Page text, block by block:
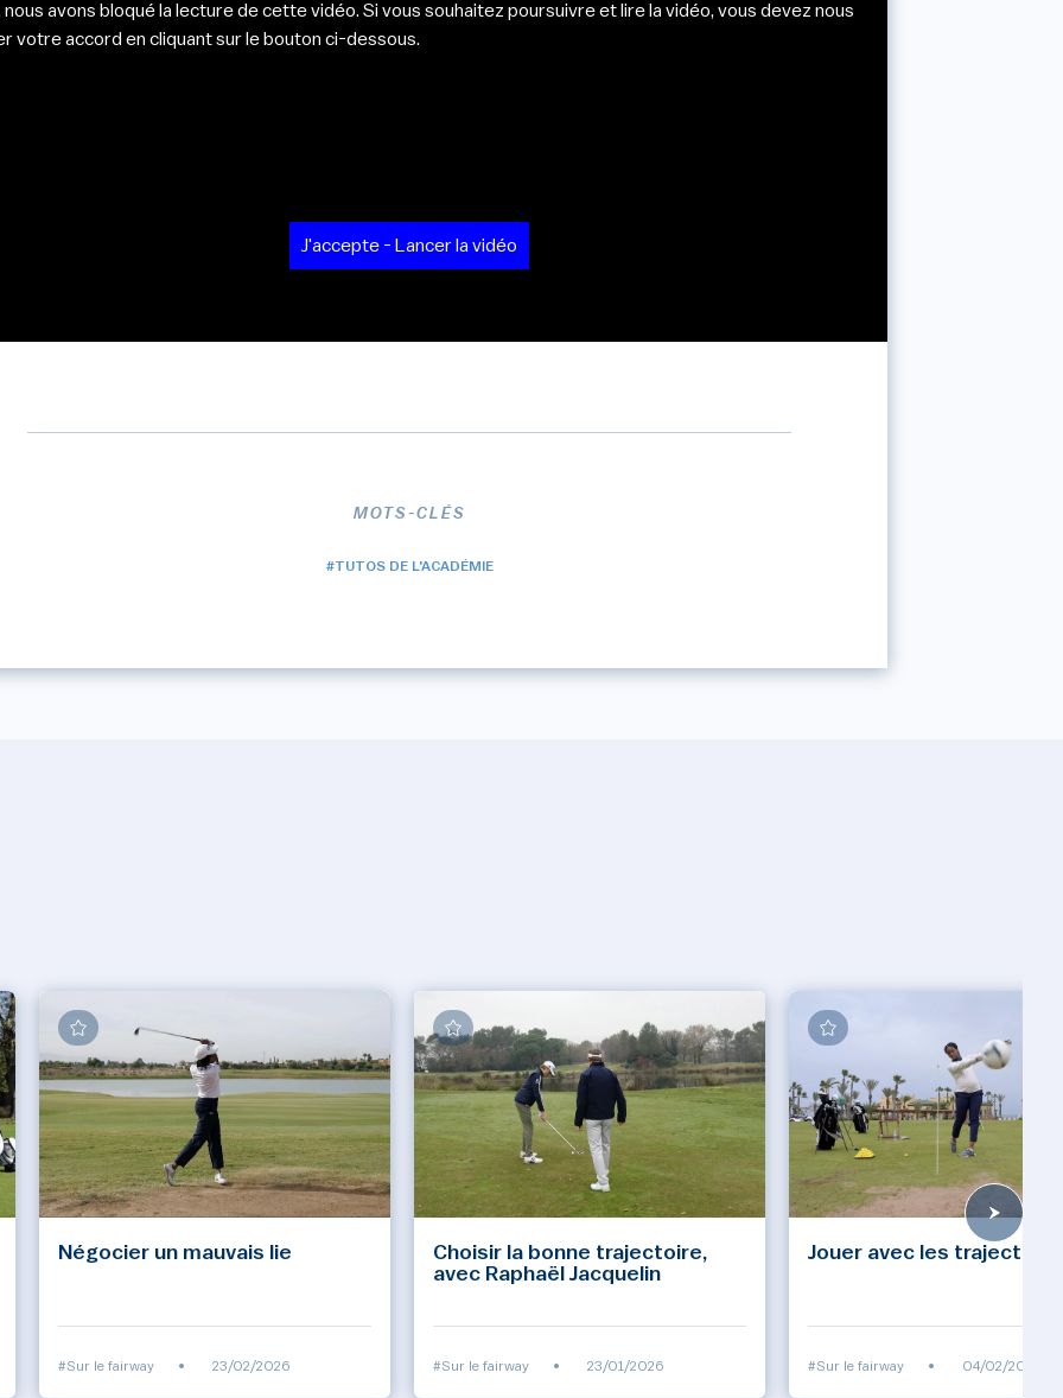
nous avons bloqué la lecture de cette vidéo. Si vous souhaitez poursuivre et lire la vidéo, vous devez nous
votre accord en cliquant sur le bouton ci-dessous.
J'accepte - Lancer la vidéo
MOTS-CLÉS
#TUTOS DE L'ACADÉMIE
Négocier un mauvais lie
#Sur le fairway • 23/02/2026
Choisir la bonne trajectoire,
avec Raphaël Jacquelin
#Sur le fairway • 23/01/2026
Jouer avec les
#Sur le fairway • 04/02/2025